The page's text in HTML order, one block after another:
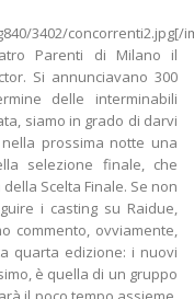
3402/concorrenti2.jpg[/
Parenti di Milano il
Si annunciavano 300
delle interminabili
siamo in grado di darvi
prossima notte una
selezione finale, che
Scelta Finale. Se non
i casting su Raidue,
commento, ovviamente,
quarta edizione: i nuovi
è quella di un gruppo